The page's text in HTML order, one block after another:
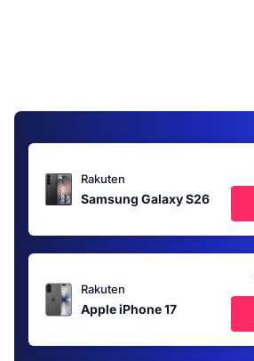
Rakuten
Samsung Galaxy S26
Rakuten
Apple iPhone 17